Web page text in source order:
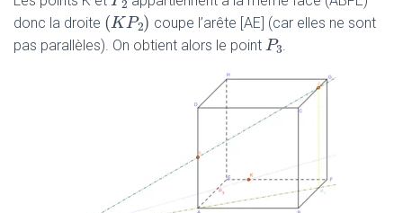
2
donc la droite (KP2 )
(KP2) coupe l’arête [AE] (car elles ne sont
pas parallèles). On obtient alors le point P3
P3.